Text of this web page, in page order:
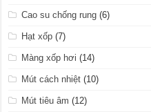
Cao su chống rung (6)
Hạt xốp (7)
Màng xốp hơi (14)
Mút cách nhiệt (10)
Mút tiêu âm (12)